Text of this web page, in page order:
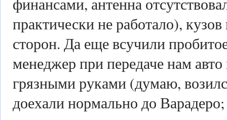
практически не работало), кузов
сторон. Да еще всучили
менеджер при передаче нам
грязными руками (думаю,
доехали нормально до